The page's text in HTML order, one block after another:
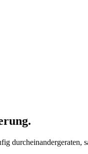
durcheinandergeraten,